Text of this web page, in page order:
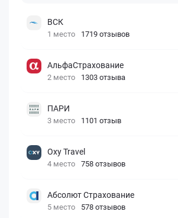
ВСК
1 место 1719 отзывов
АльфаСтрахование
2 место 1303 отзыва
ПАРИ
3 место 1101 отзыв
Oxy Travel
4 место 758 отзывов
Абсолют Страхование
5 место 578 отзывов